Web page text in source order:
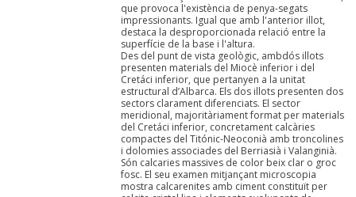
que provoca l'existència de penya-segats
impressionants. Igual que amb l'anterior illot,
destaca la desproporcionada relació entre la
superfície de la base i l'altura.
Des del punt de vista geològic, ambdós illots
presenten materials del Miocè inferior i del
Cretáci inferior, que pertanyen a la unitat
estructural d’Albarca. Els dos illots presenten dos
sectors clarament diferenciats. El sector
meridional, majoritàriament format per materials
del Cretáci inferior, concretament calcàries
compactes del Titónic-Neoconià amb troncolines
i dolomies associades del Berriasià i Valanginià.
Són calcaries massives de color beix clar o groc
fosc. El seu examen mitjançant microscopia
mostra calcarenites amb ciment constituït per